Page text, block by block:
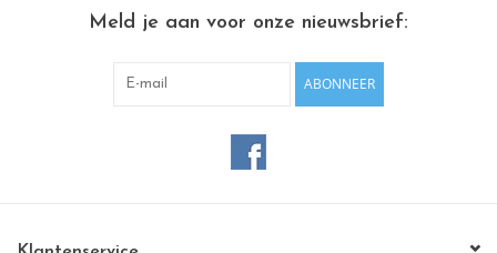
Beschikbaar in 10€, 20€, 25€, 50€, 75€, 100€, 250€ met extra
Meld je aan voor onze nieuwsbrief:
ABONNEER